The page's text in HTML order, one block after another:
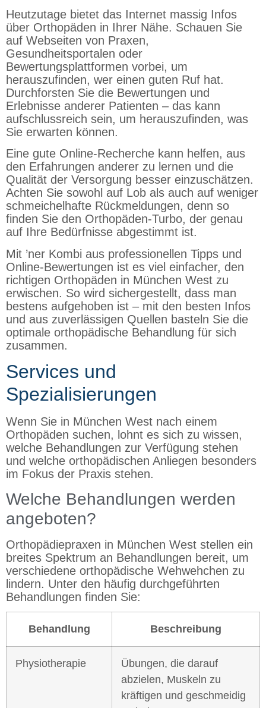
Heutzutage bietet das Internet massig Infos
über Orthopäden in Ihrer Nähe. Schauen Sie
auf Webseiten von Praxen,
Gesundheitsportalen oder
Bewertungsplattformen vorbei, um
herauszufinden, wer einen guten Ruf hat.
Durchforsten Sie die Bewertungen und
Erlebnisse anderer Patienten – das kann
aufschlussreich sein, um herauszufinden, was
Sie erwarten können.
Eine gute Online-Recherche kann helfen, aus
den Erfahrungen anderer zu lernen und die
Qualität der Versorgung besser einzuschätzen.
Achten Sie sowohl auf Lob als auch auf weniger
schmeichelhafte Rückmeldungen, denn so
finden Sie den Orthopäden-Turbo, der genau
auf Ihre Bedürfnisse abgestimmt ist.
Mit ’ner Kombi aus professionellen Tipps und
Online-Bewertungen ist es viel einfacher, den
richtigen Orthopäden in München West zu
erwischen. So wird sichergestellt, dass man
bestens aufgehoben ist – mit den besten Infos
und aus zuverlässigen Quellen basteln Sie die
optimale orthopädische Behandlung für sich
zusammen.
Services und
Spezialisierungen
Wenn Sie in München West nach einem
Orthopäden suchen, lohnt es sich zu wissen,
welche Behandlungen zur Verfügung stehen
und welche orthopädischen Anliegen besonders
im Fokus der Praxis stehen.
Welche Behandlungen werden
angeboten?
Orthopädiepraxen in München West stellen ein
breites Spektrum an Behandlungen bereit, um
verschiedene orthopädische Wehwehchen zu
lindern. Unter den häufig durchgeführten
Behandlungen finden Sie:
Behandlung Beschreibung
Physiotherapie
Übungen, die darauf
abzielen, Muskeln zu
kräftigen und geschmeidig